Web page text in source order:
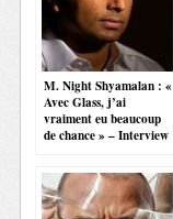
M. Night Shyamalan : «
Avec Glass, j’ai
vraiment eu beaucoup
de chance » – Interview